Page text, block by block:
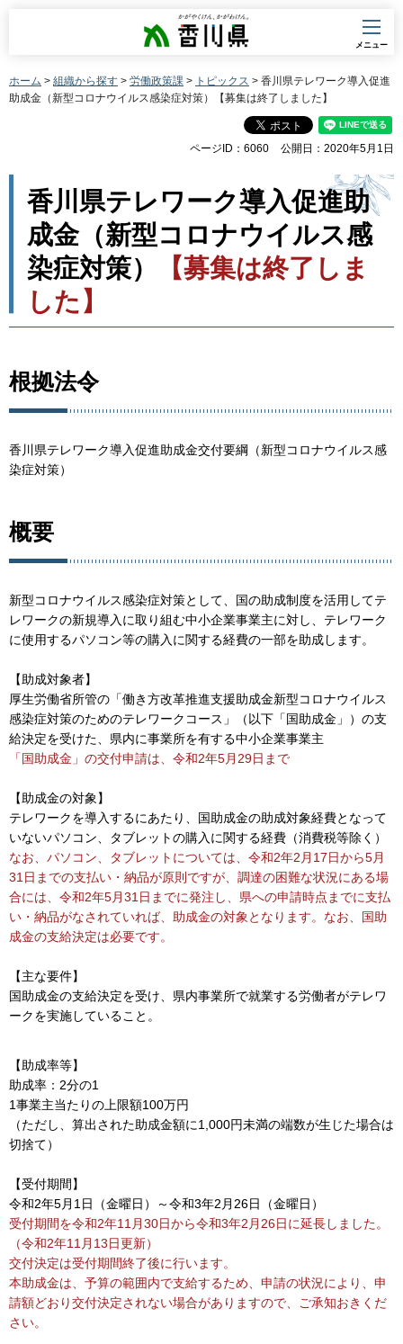
香川県
メニュー
ホーム > 組織から探す > 労働政策課 > トピックス > 香川県テレワーク導入促進
助成金（新型コロナウイルス感染症対策）【募集は終了しました】
ページID：6060 公開日：2020年5月1日
香川県テレワーク導入促進助
成金（新型コロナウイルス感
染症対策）
【募集は終了しま
した】
根拠法令
香川県テレワーク導入促進助成金交付要綱（新型コロナウイルス感
染症対策）
概要
新型コロナウイルス感染症対策として、国の助成制度を活用してテ
レワークの新規導入に取り組む中小企業事業主に対し、テレワーク
に使用するパソコン等の購入に関する経費の一部を助成します。
【助成対象者】
厚生労働省所管の「働き方改革推進支援助成金新型コロナウイルス
感染症対策のためのテレワークコース」（以下「国助成金」）の支
給決定を受けた、県内に事業所を有する中小企業事業主
「国助成金」の交付申請は、令和2年5月29日まで
【助成金の対象】
テレワークを導入するにあたり、国助成金の助成対象経費となって
いないパソコン、タブレットの購入に関する経費（消費税等除く）
なお、パソコン、タブレットについては、令和2年2月17日から5月
31日までの支払い・納品が原則ですが、調達の困難な状況にある場
合には、令和2年5月31日までに発注し、県への申請時点までに支払
い・納品がなされていれば、助成金の対象となります。なお、国助
成金の支給決定は必要です。
【主な要件】
国助成金の支給決定を受け、県内事業所で就業する労働者がテレワ
ークを実施していること。
【助成率等】
助成率：2分の1
1事業主当たりの上限額100万円
（ただし、算出された助成金額に1,000円未満の端数が生じた場合は
切捨て）
【受付期間】
令和2年5月1日（金曜日）～令和3年2月26日（金曜日）
受付期間を令和2年11月30日から令和3年2月26日に延長しました。
（令和2年11月13日更新）
交付決定は受付期間終了後に行います。
本助成金は、予算の範囲内で支給するため、申請の状況により、申
請額どおり交付決定されない場合がありますので、ご承知おきくだ
さい。